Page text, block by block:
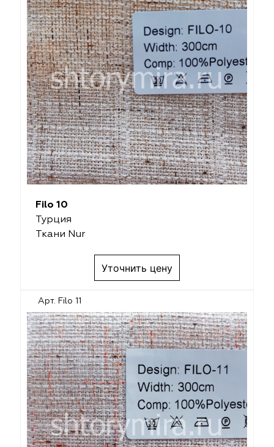
Filo 10
Турция
Ткани Nur
Уточнить цену
Арт. Filo 11